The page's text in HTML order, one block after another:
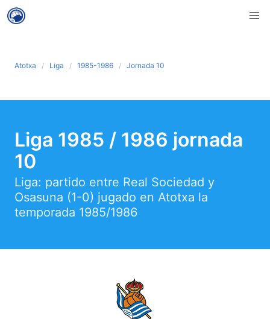
Atotxa Liga 1985-1986 Jornada 10
Liga 1985 / 1986 jornada
10
Liga: partido entre Real Sociedad y
Osasuna (1-0) jugado en Atotxa la
temporada 1985/1986